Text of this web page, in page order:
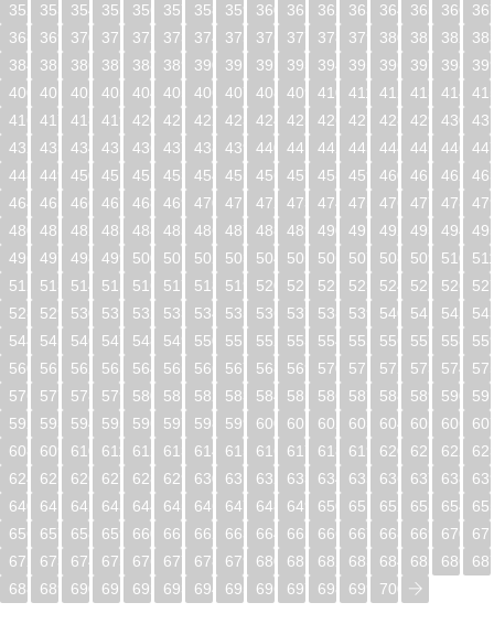
352
353 354 355 356 357 358 359 360 361 362 363 364 365 366
368
369 370 371 372 373 374 375 376 377 378 379 380 381 382
384
385 386 387 388 389 390 391 392 393 394 395 396 397 398
400
401 402 403 404 405 406 407 408 409 410 411 412 413 414
416
417 418 419 420 421 422 423 424 425 426 427 428 429 430
432
433 434 435 436 437 438 439 440 441 442 443 444 445 446
448
449 450 451 452 453 454 455 456 457 458 459 460 461 462
464
465 466 467 468 469 470 471 472 473 474 475 476 477 478
480
481 482 483 484 485 486 487 488 489 490 491 492 493 494
496
497 498 499 500 501 502 503 504 505 506 507 508 509 510
512
513 514 515 516 517 518 519 520 521 522 523 524 525 526
528
529 530 531 532 533 534 535 536 537 538 539 540 541 542
544
545 546 547 548 549 550 551 552 553 554 555 556 557 558
560
561 562 563 564 565 566 567 568 569 570 571 572 573 574
576
577 578 579 580 581 582 583 584 585 586 587 588 589 590
592
593 594 595 596 597 598 599 600 601 602 603 604 605 606
608
609 610 611 612 613 614 615 616 617 618 619 620 621 622
624
625 626 627 628 629 630 631 632 633 634 635 636 637 638
640
641 642 643 644 645 646 647 648 649 650 651 652 653 654
656
657 658 659 660 661 662 663 664 665 666 667 668 669 670
672
673 674 675 676 677 678 679 680 681 682 683 684 685 686
688
689 690 691 692 693 694 695 696 697 698 699 700